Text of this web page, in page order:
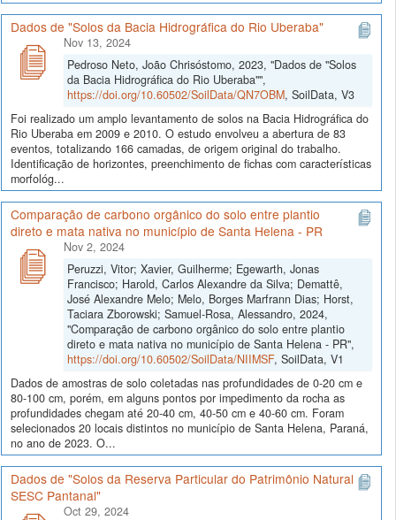
Dados de "Solos da Bacia Hidrográfica do Rio Uberaba"
Nov 13, 2024
Pedroso Neto, João Chrisóstomo, 2023, "Dados de "Solos
da Bacia Hidrográfica do Rio Uberaba"",
https://doi.org/10.60502/SoilData/QN7OBM, SoilData, V3
Foi realizado um amplo levantamento de solos na Bacia Hidrográfica do
Rio Uberaba em 2009 e 2010. O estudo envolveu a abertura de 83
eventos, totalizando 166 camadas, de origem original do trabalho.
Identificação de horizontes, preenchimento de fichas com características
morfológ...
Comparação de carbono orgânico do solo entre plantio
direto e mata nativa no município de Santa Helena - PR
Nov 2, 2024
Peruzzi, Vitor; Xavier, Guilherme; Egewarth, Jonas
Francisco; Harold, Carlos Alexandre da Silva; Demattê,
José Alexandre Melo; Melo, Borges Marfrann Dias; Horst,
Taciara Zborowski; Samuel-Rosa, Alessandro, 2024,
"Comparação de carbono orgânico do solo entre plantio
direto e mata nativa no município de Santa Helena - PR",
https://doi.org/10.60502/SoilData/NIIMSF, SoilData, V1
Dados de amostras de solo coletadas nas profundidades de 0-20 cm e
80-100 cm, porém, em alguns pontos por impedimento da rocha as
profundidades chegam até 20-40 cm, 40-50 cm e 40-60 cm. Foram
selecionados 20 locais distintos no município de Santa Helena, Paraná,
no ano de 2023. O...
Dados de "Solos da Reserva Particular do Patrimônio Natural
SESC Pantanal"
Oct 29, 2024